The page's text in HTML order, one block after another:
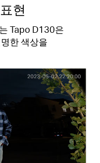
현
Tapo D130은
한 색상을